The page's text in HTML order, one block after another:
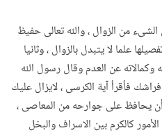
من الزوال ، والله تعالى حفيظ
علما لا يتبدل بالزوال ، وثانيا
عن العدم وقال رسول الله
فأقرأ آية الكرسى ، لايزال عليك
يحافظ على جوارحه من المعاصى ،
كالكرم بين الاسراف والبخل